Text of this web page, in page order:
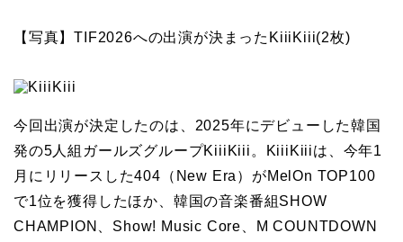
【写真】TIF2026への出演が決まったKiiiKiii(2枚)
今回出演が決定したのは、2025年にデビューした韓国
発の5人組ガールズグループKiiiKiii。KiiiKiiiは、今年1
月にリリースした404（New Era）がMelOn TOP100
で1位を獲得したほか、韓国の音楽番組SHOW
CHAMPION、Show! Music Core、M COUNTDOWN